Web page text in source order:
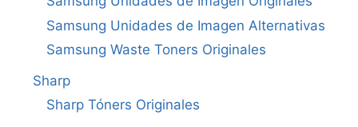
Samsung Unidades de Imagen Alternativas
Samsung Waste Toners Originales
Sharp
Sharp Tóners Originales